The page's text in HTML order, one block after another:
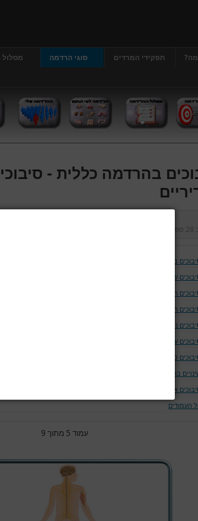
תפקידי המרדים סוגי הרדמה
בהרדמה כללית -
28 ספטמבר 2012
בהרדמה כללית
של נתיב האויר ומערכת הנשימה
המודינמים
המאטולוגים
נוירולוגים ושריריים
עיניים
כליתיים
בחום הגוף
אחרים
העמודים
עמוד 5 מתוך 9